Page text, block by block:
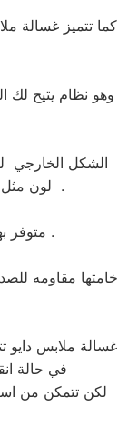
كما تتميز غسالة
وهو نظام يتيح لك
الشكل الخارجي
لون مثل ابيض واسود وسيلفر لتناسب الجميع .
متوفر بها نظام لفصل الكهرباء كل 15 ثانيه .
خامتها مقاومه
غسالة ملابس دايو
في حالة
لكن تتمكن من